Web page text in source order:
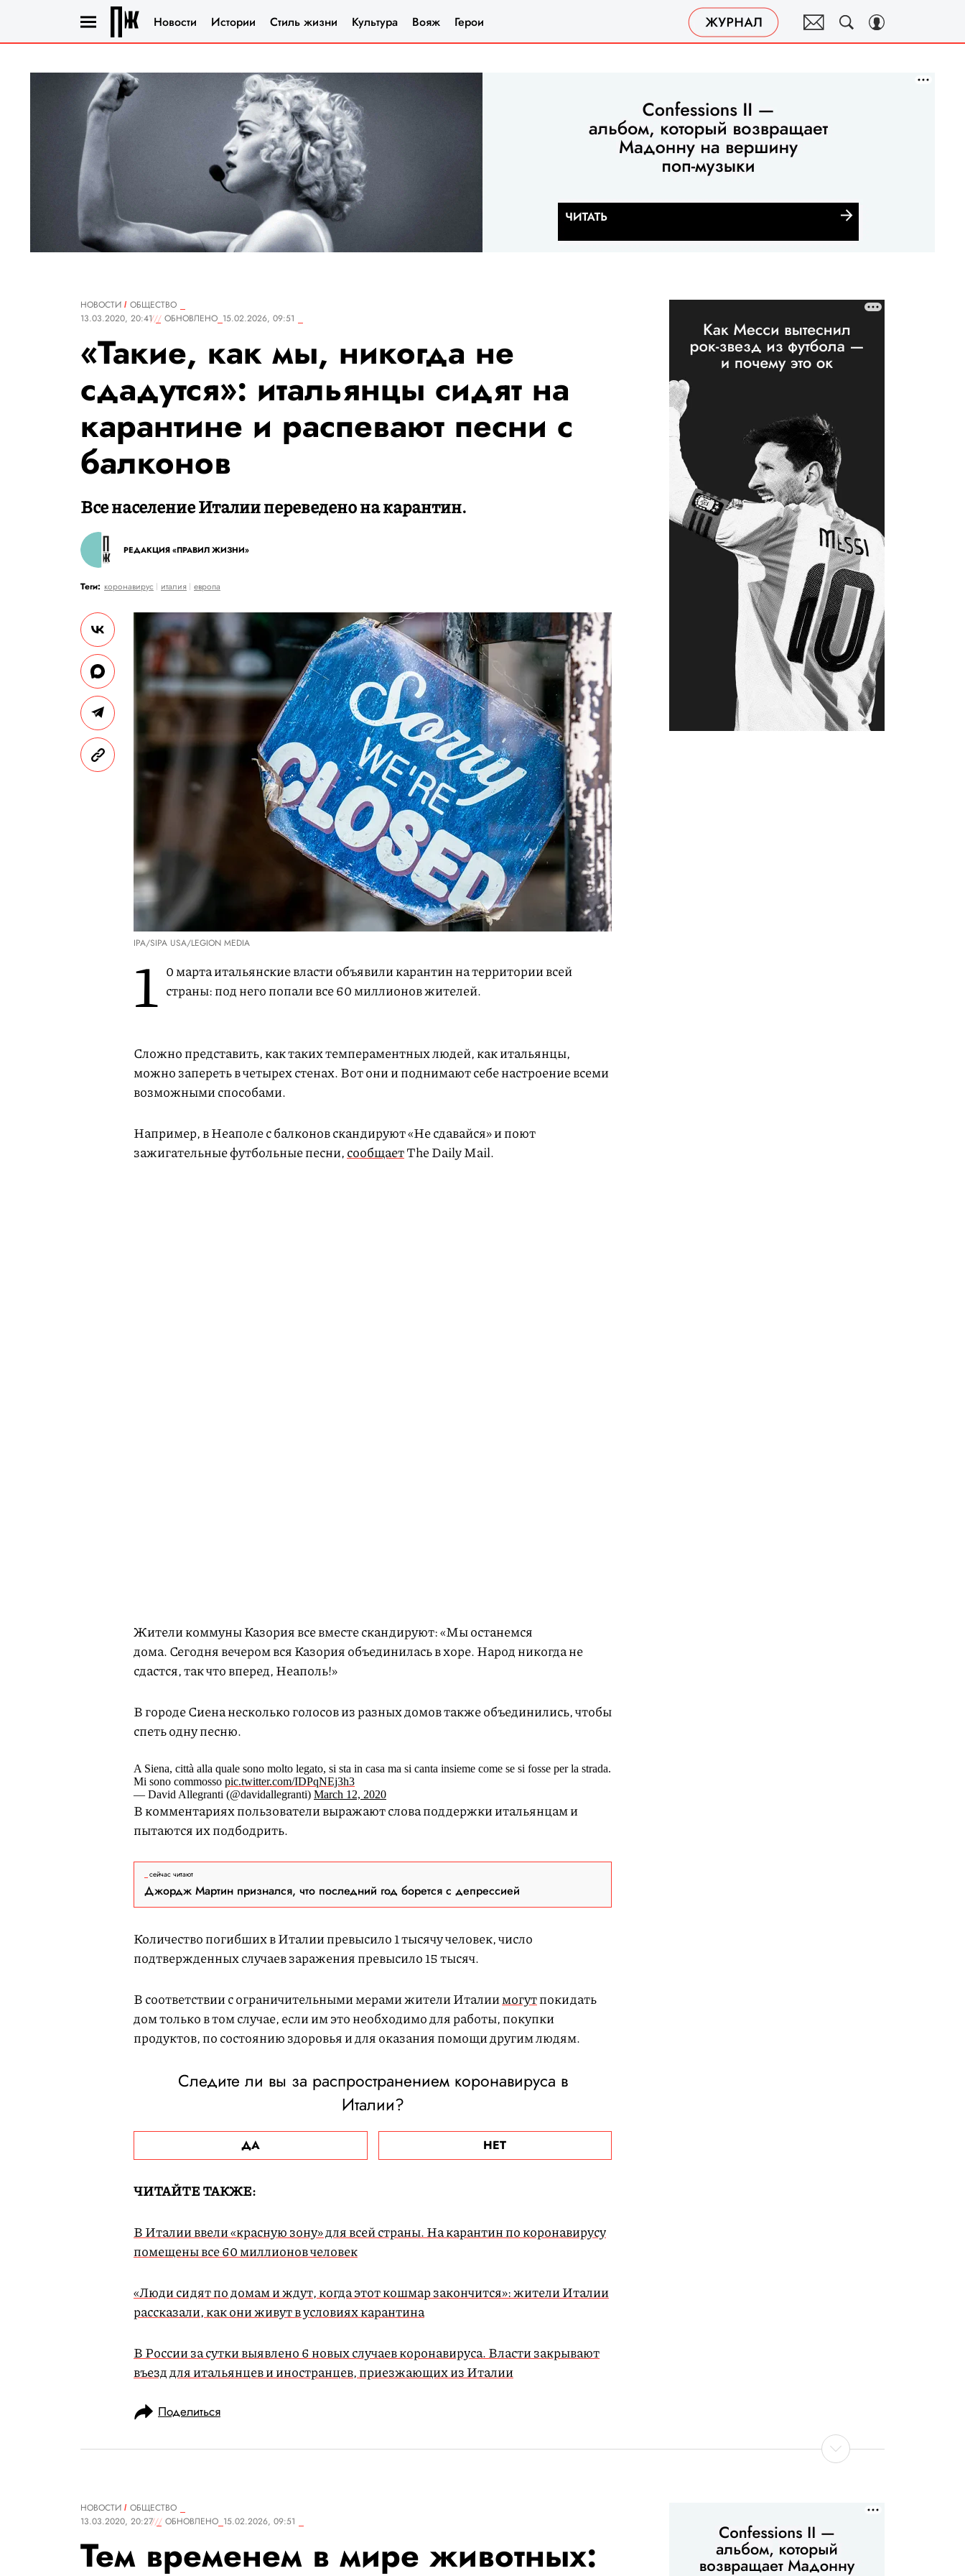
Новости Истории Стиль жизни Культура Вояж Герои
НОВОСТИ
ОБЩЕСТВО
13.03.2020, 20:41
ОБНОВЛЕНО 15.02.2026, 09:51
«Такие, как мы, никогда не
сдадутся»: итальянцы сидят на
карантине и распевают песни с
балконов
Все население Италии переведено на карантин.
РЕДАКЦИЯ «ПРАВИЛ ЖИЗНИ»
Теги: коронавирус италия европа
IPA/SIPA USA/LEGION MEDIA
1 0 марта итальянские власти объявили карантин на территории всей
страны: под него попали все 60 миллионов жителей.
Сложно представить, как таких темпераментных людей, как итальянцы,
можно запереть в четырех стенах. Вот они и поднимают себе настроение всеми
возможными способами.
Например, в Неаполе с балконов скандируют «Не сдавайся» и поют
зажигательные футбольные песни,сообщаетThe Daily Mail.
Жители коммуны Казория все вместе скандируют: «Мы останемся
дома. Сегодня вечером вся Казория объединилась в хоре. Народ никогда не
сдастся, так что вперед, Неаполь!»
В городе Сиена несколько голосов из разных домов также объединились, чтобы
спеть одну песню.
A Siena, città alla quale sono molto legato, si sta in casa ma si canta insieme come se si fosse per la strada.
Mi sono commosso pic.twitter.com/IDPqNEj3h3
— David Allegranti (@davidallegranti) March 12, 2020
В комментариях пользователи выражают слова поддержки итальянцам и
пытаются их подбодрить.
сейчас читают
Джордж Мартин признался, что последний год борется с депрессией
Количество погибших в Италии превысило 1 тысячу человек, число
подтвержденных случаев заражения превысило 15 тысяч.
В соответствии с ограничительными мерами жители Италиимогутпокидать
дом только в том случае, если им это необходимо для работы, покупки
продуктов, по состоянию здоровья и для оказания помощи другим людям.
Следите ли вы за распространением коронавируса в
Италии?
ДА НЕТ
ЧИТАЙТЕ ТАКЖЕ:
В Италии ввели «красную зону» для всей страны. На карантин по коронавирусу
помещены все 60 миллионов человек
«Люди сидят по домам и ждут, когда этот кошмар закончится»: жители Италии
рассказали, как они живут в условиях карантина
В России за сутки выявлено 6 новых случаев коронавируса. Власти закрывают
въезд для итальянцев и иностранцев, приезжающих из Италии
Поделиться
НОВОСТИ
ОБЩЕСТВО
13.03.2020, 20:27
ОБНОВЛЕНО 15.02.2026, 09:51
Тем временем в мире животных: